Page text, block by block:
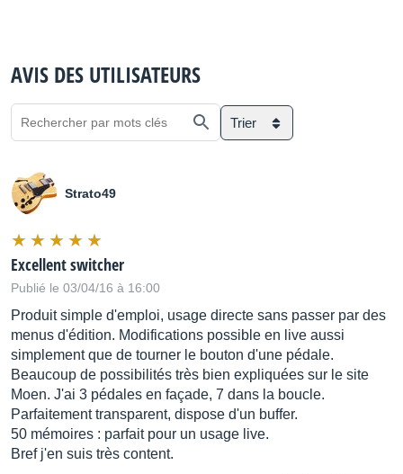
AVIS DES UTILISATEURS
Trier
Strato49
Excellent switcher
Publié le 03/04/16 à 16:00
Produit simple d'emploi, usage directe sans passer par des
menus d'édition. Modifications possible en live aussi
simplement que de tourner le bouton d'une pédale.
Beaucoup de possibilités très bien expliquées sur le site
Moen. J'ai 3 pédales en façade, 7 dans la boucle.
Parfaitement transparent, dispose d'un buffer.
50 mémoires : parfait pour un usage live.
Bref j'en suis très content.